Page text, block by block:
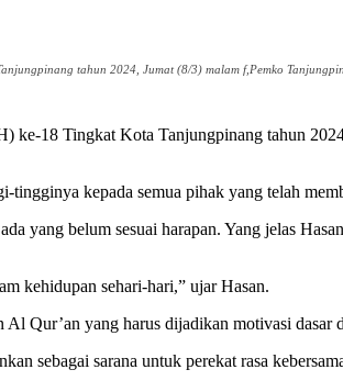
tahun 2024, Jumat (8/3) malam f,Pemko
18 Tingkat Kota Tanjungpinang tahun
tingginya kepada semua pihak yang telah
yang belum sesuai harapan. Yang jelas
kehidupan sehari-hari,” ujar Hasan.
Qur’an yang harus dijadikan motivasi dasar
sebagai sarana untuk perekat rasa